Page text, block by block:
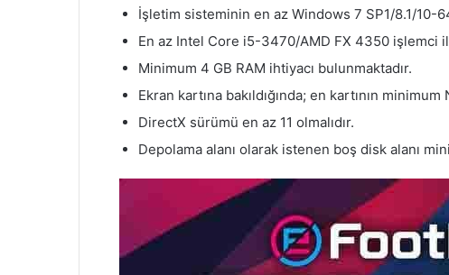
İşletim sisteminin en az Windows 7 SP1/8.1/10-
En az Intel Core i5-3470/AMD FX 4350 işlemci
Minimum 4 GB RAM ihtiyacı bulunmaktadır.
Ekran kartına bakıldığında; en kartının
DirectX sürümü en az 11 olmalıdır.
Depolama alanı olarak istenen boş disk alanı